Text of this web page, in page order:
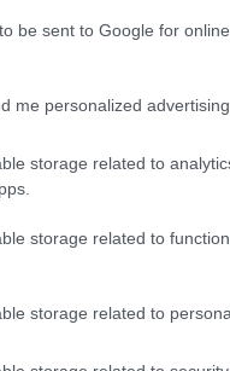
be sent to Google for
me personalized advertising.
storage related to
storage related to
storage related to
la domanda di
delle
milioni di
a causa della rapida
la fine del 2029, le
a 74,7 milioni,
milioni di